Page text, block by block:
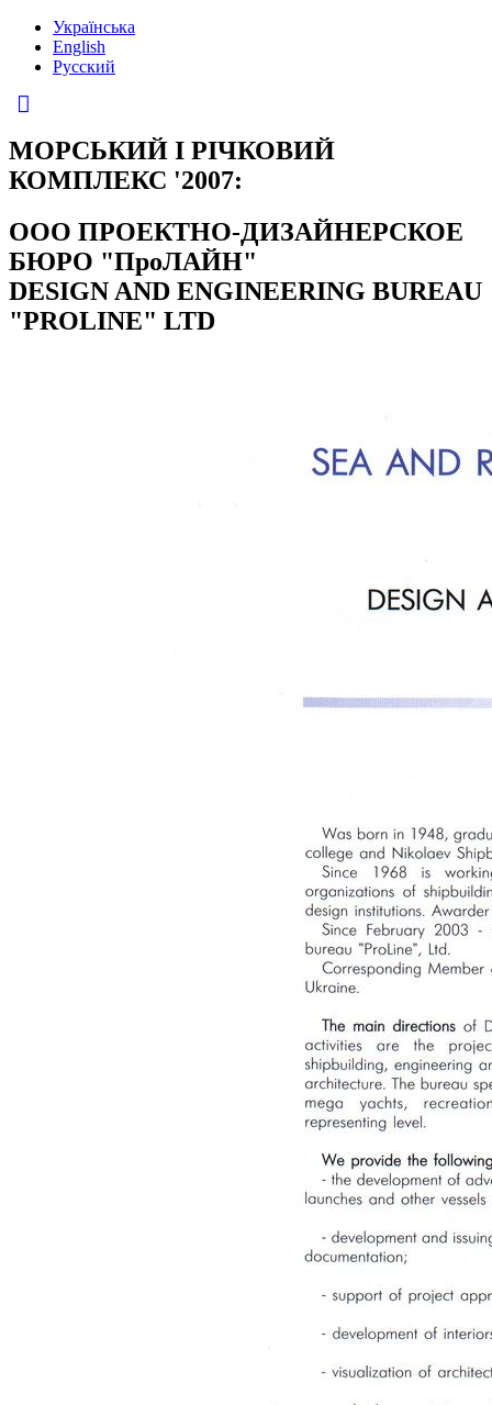
Українська
English
Русский
МОРСЬКИЙ І РІЧКОВИЙ
КОМПЛЕКС '2007:
ООО ПРОЕКТНО-ДИЗАЙНЕРСКОЕ
БЮРО "ПроЛАЙН"
DESIGN AND ENGINEERING BUREAU
"PROLINE" LTD